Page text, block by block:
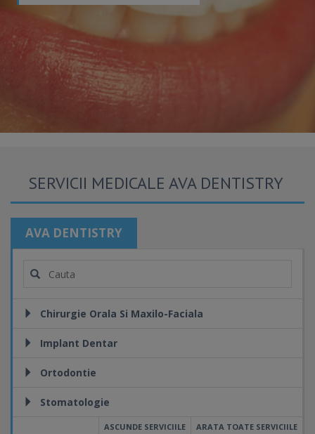
SERVICII MEDICALE AVA DENTISTRY
AVA DENTISTRY
Chirurgie Orala Si Maxilo-Faciala
Implant Dentar
Ortodontie
Stomatologie
ARATA TOATE SERVICIILE
ASCUNDE SERVICIILE